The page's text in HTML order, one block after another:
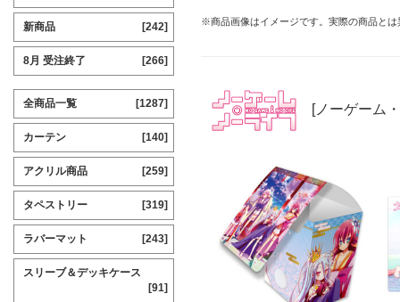
※商品画像はイメージです。実際の商品と
[ノーゲーム
新商品 [242]
8月 受注終了 [266]
全商品一覧 [1287]
カーテン [140]
アクリル商品 [259]
タペストリー [319]
ラバーマット [243]
スリーブ＆デッキケース
[91]